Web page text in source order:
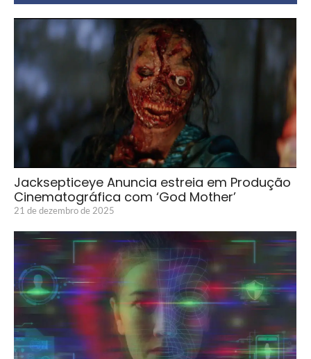
Jacksepticeye Anuncia estreia em Produção
Cinematográfica com ‘God Mother’
21 de dezembro de 2025